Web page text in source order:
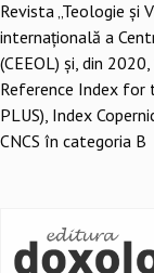
Revista „Teologie și
internațională a
(CEEOL) și, din
Reference Index for
PLUS), Index
CNCS în categoria B